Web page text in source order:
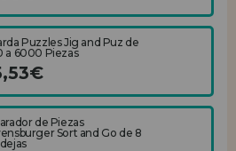
Puzzles Jig and Puz de
a 6000 Piezas
de Piezas
Sort and Go de 8